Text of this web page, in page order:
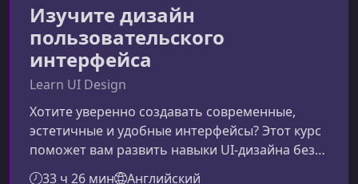
Изучите дизайн
пользовательского
интерфейса
Learn UI Design
Хотите уверенно создавать современные,
эстетичные и удобные интерфейсы? Этот курс
поможет вам развить навыки UI‑дизайна без
лишней теории и путаницы. Вы освоите
33 ч 26 мин Английский